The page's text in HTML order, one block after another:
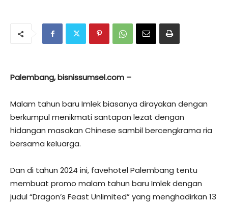
Palembang, bisnissumsel.com –
Malam tahun baru Imlek biasanya dirayakan dengan
berkumpul menikmati santapan lezat dengan
hidangan masakan Chinese sambil bercengkrama ria
bersama keluarga.
Dan di tahun 2024 ini, favehotel Palembang tentu
membuat promo malam tahun baru Imlek dengan
judul “Dragon’s Feast Unlimited” yang menghadirkan 13